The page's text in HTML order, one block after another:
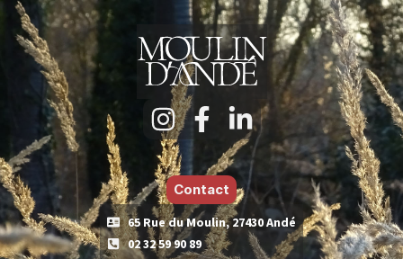
Contact
65 Rue du Moulin, 27430 Andé
02 32 59 90 89